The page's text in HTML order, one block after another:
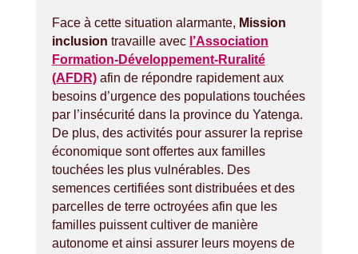
Face à cette situation alarmante, Mission
inclusion travaille avec l’Association
Formation-Développement-Ruralité
(AFDR)afin de répondre rapidement aux
besoins d’urgence des populations touchées
par l’insécurité dans la province du Yatenga.
De plus, des activités pour assurer la reprise
économique sont offertes aux familles
touchées les plus vulnérables. Des
semences certifiées sont distribuées et des
parcelles de terre octroyées afin que les
familles puissent cultiver de manière
autonome et ainsi assurer leurs moyens de